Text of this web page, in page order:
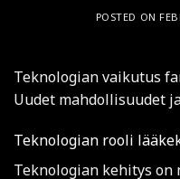
POSTED ON
Teknologian vaikutus
Uudet mahdollisuudet
Teknologian rooli
Teknologian kehitys